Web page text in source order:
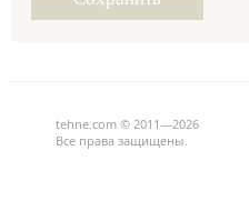
tehne.com © 2011—2026
Все права защищены.